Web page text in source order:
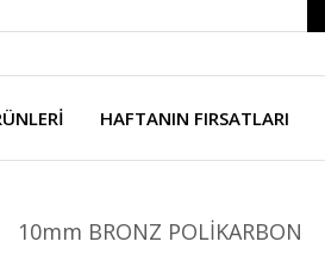
HAFTANIN FIRSATLARI
10mm BRONZ POLİKARBON